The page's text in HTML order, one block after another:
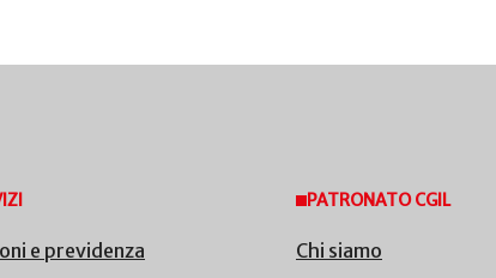
e previdenza
PATRONATO CGIL
Chi siamo